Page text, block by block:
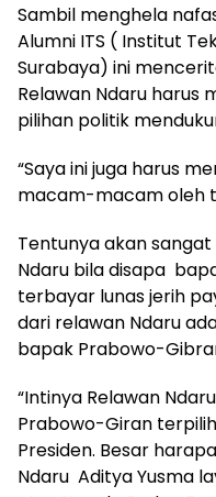
Sambil menghela
Alumni ITS ( Institut
Surabaya) ini
Relawan Ndaru harus
pilihan politik
“Saya ini juga harus
macam-macam oleh
Tentunya akan
Ndaru bila disapa
terbayar lunas jerih
dari relawan Ndaru
bapak Prabowo-
“Intinya Relawan
Prabowo-Giran
Presiden. Besar
Ndaru Aditya Yusma